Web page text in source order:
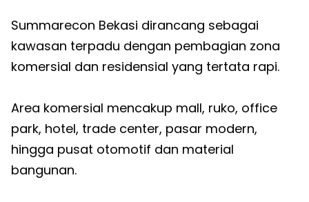
Summarecon Bekasi dirancang sebagai
kawasan terpadu dengan pembagian zona
komersial dan residensial yang tertata rapi.
Area komersial mencakup mall, ruko, office
park, hotel, trade center, pasar modern,
hingga pusat otomotif dan material
bangunan.